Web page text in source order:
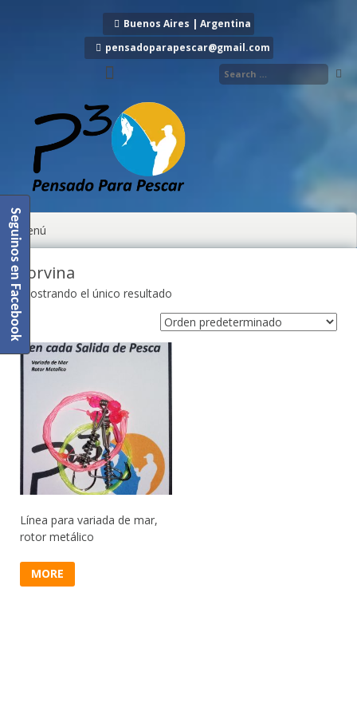
Buenos Aires | Argentina
pensadoparapescar@gmail.com
Menú
corvina
Mostrando el único resultado
Línea para variada de mar,
rotor metálico
MORE
Seguinos en Facebook